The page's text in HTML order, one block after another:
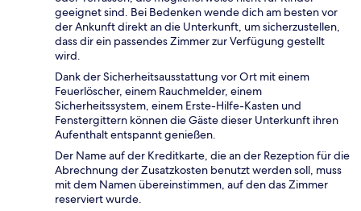
geeignet sind. Bei Bedenken wende dich am besten vor
der Ankunft direkt an die Unterkunft, um sicherzustellen,
dass dir ein passendes Zimmer zur Verfügung gestellt
wird.
Dank der Sicherheitsausstattung vor Ort mit einem
Feuerlöscher, einem Rauchmelder, einem
Sicherheitssystem, einem Erste-Hilfe-Kasten und
Fenstergittern können die Gäste dieser Unterkunft ihren
Aufenthalt entspannt genießen.
Der Name auf der Kreditkarte, die an der Rezeption für die
Abrechnung der Zusatzkosten benutzt werden soll, muss
mit dem Namen übereinstimmen, auf den das Zimmer
reserviert wurde.